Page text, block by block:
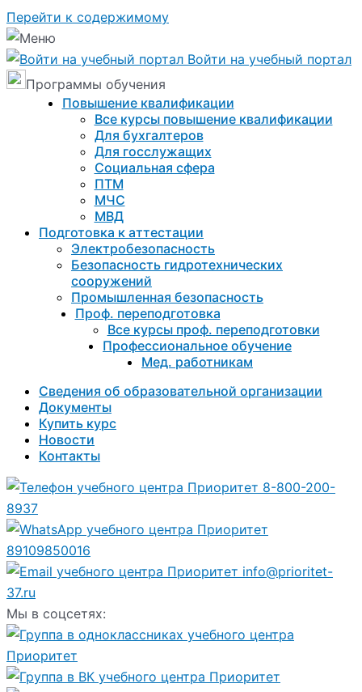
Перейти к содержимому
Войти на учебный портал
Программы обучения
Повышение квалификации
Все курсы повышение квалификации
Для бухгалтеров
Для госслужащих
Социальная сфера
ПТМ
МЧС
МВД
Подготовка к aттестации
Электробезопасность
Безопасность гидротехнических
сооружений
Промышленная безопасность
Проф. переподготовка
Все курсы проф. переподготовки
Профессиональное обучение
Мед. работникам
Сведения об образовательной организации
Документы
Купить курс
Новости
Контакты
8-800-200-
8937
89109850016
info@prioritet-
37.ru
Мы в соцсетях: